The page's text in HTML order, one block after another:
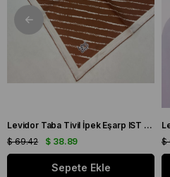
Levidor Taba Tivil İpek Eşarp IST 60801 - 6 Karışık Desen
$ 38.89
$ 69.42
Sepete Ekle
$